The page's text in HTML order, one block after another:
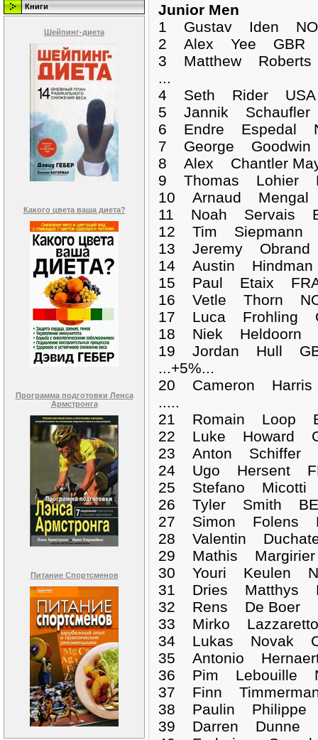
Книги
Шейпинг-диета
Какого цвета ваша диета?
Программа подготовки Ленса
Армстронга
Питание Спортсменов
Junior Men
1 Gustav Iden
2 Alex Yee GBR
3 Matthew
...
4 Seth Rider USA
5 Jannik
6 Endre Espedal
7 George
8 Alex Chantler
9 Thomas Lohier
10 Arnaud
11 Noah Servais
12 Tim Siepmann
13 Jeremy
14 Austin
15 Paul Etaix
16 Vetle Thorn
17 Luca Frohling
18 Niek Heldoorn
19 Jordan Hull
...+5%...
20 Cameron
.....
21 Romain Loop
22 Luke Howard
23 Anton Schiffer
24 Ugo Hersent
25 Stefano Micotti
26 Tyler Smith
27 Simon Folens
28 Valentin
29 Mathis
30 Youri Keulen
31 Dries Matthys
32 Rens De Boer
33 Mirko
34 Lukas Novak
35 Antonio
36 Pim Lebouille
37 Finn
38 Paulin Philippe
39 Darren Dunne